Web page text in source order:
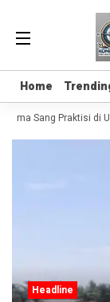
Home
Home
Sang Praktisi di
Headline